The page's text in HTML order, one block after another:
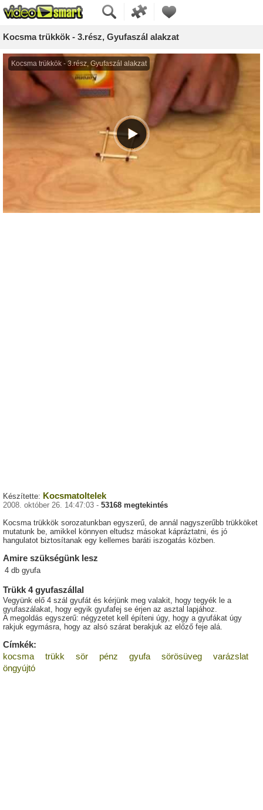
Kocsma trükkök - 3.rész, Gyufaszál alakzat
Készítette: Kocsmatoltelek
2008. október 26. 14:47:03 - 53168 megtekintés
Kocsma trükkök sorozatunkban egyszerű, de annál nagyszerűbb trükköket
mutatunk be, amikkel könnyen eltudsz másokat kápráztatni, és jó
hangulatot biztosítanak egy kellemes baráti iszogatás közben.
Amire szükségünk lesz
4 db gyufa
Trükk 4 gyufaszállal
Vegyünk elő 4 szál gyufát és kérjünk meg valakit, hogy tegyék le a
gyufaszálakat, hogy egyik gyufafej se érjen az asztal lapjához.
A megoldás egyszerű: négyzetet kell építeni úgy, hogy a gyufákat úgy
rakjuk egymásra, hogy az alsó szárat berakjuk az előző feje alá.
Címkék:
kocsma
trükk sör pénz gyufa sörösüveg
varázslat
öngyújtó